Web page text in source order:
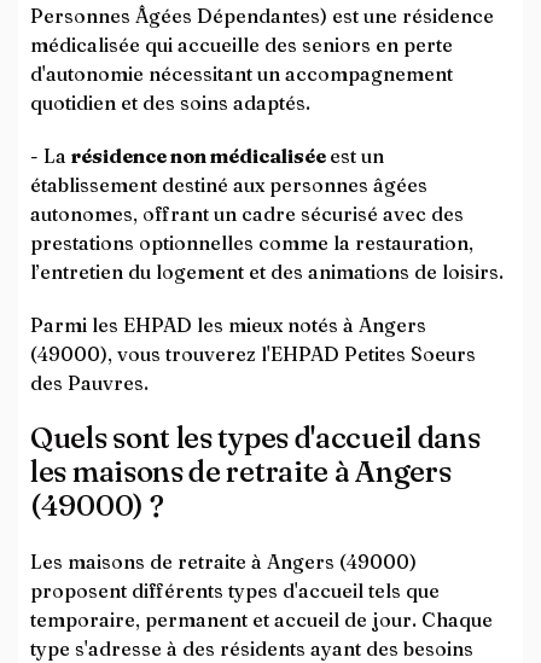
Personnes Âgées Dépendantes) est une résidence
médicalisée qui accueille des seniors en perte
d'autonomie nécessitant un accompagnement
quotidien et des soins adaptés.
- La résidence non médicalisée est un
établissement destiné aux personnes âgées
autonomes, offrant un cadre sécurisé avec des
prestations optionnelles comme la restauration,
l’entretien du logement et des animations de loisirs.
Parmi les EHPAD les mieux notés à Angers
(49000), vous trouverez l'EHPAD Petites Soeurs
des Pauvres.
Quels sont les types d'accueil dans
les maisons de retraite à Angers
(49000) ?
Les maisons de retraite à Angers (49000)
proposent différents types d'accueil tels que
temporaire, permanent et accueil de jour. Chaque
type s'adresse à des résidents ayant des besoins